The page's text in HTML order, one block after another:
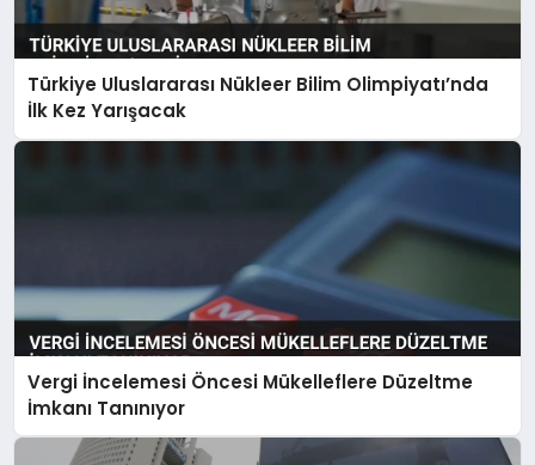
Türkiye Uluslararası Nükleer Bilim Olimpiyatı’nda
İlk Kez Yarışacak
Vergi İncelemesi Öncesi Mükelleflere Düzeltme
İmkanı Tanınıyor